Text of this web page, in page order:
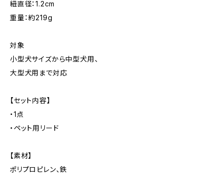
紐直径：1.2cm
重量：約219g
対象
小型犬サイズから中型犬用、
大型犬用まで対応
【セット内容】
・1点
・ペット用リード
【素材】
ポリプロピレン、鉄